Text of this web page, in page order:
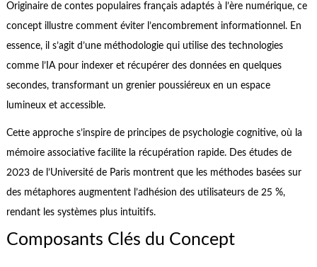
Originaire de contes populaires français adaptés à l’ère numérique, ce
concept illustre comment éviter l’encombrement informationnel. En
essence, il s’agit d’une méthodologie qui utilise des technologies
comme l’IA pour indexer et récupérer des données en quelques
secondes, transformant un grenier poussiéreux en un espace
lumineux et accessible.
Cette approche s’inspire de principes de psychologie cognitive, où la
mémoire associative facilite la récupération rapide. Des études de
2023 de l’Université de Paris montrent que les méthodes basées sur
des métaphores augmentent l’adhésion des utilisateurs de 25 %,
rendant les systèmes plus intuitifs.
Composants Clés du Concept